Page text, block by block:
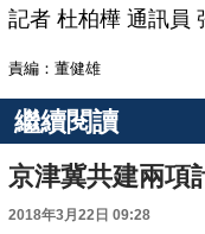
記者 杜柏樺 通訊員
責編：董健雄
繼續閱讀
京津冀共建兩項
2018年3月22日 09:28